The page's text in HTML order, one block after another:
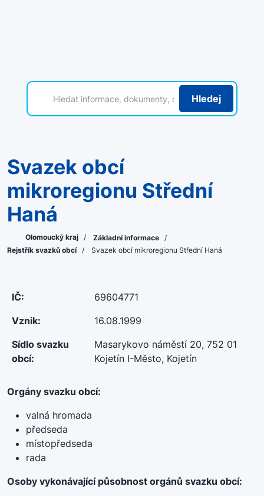
Hledej
Svazek obcí
mikroregionu Střední
Haná
Olomoucký kraj / Základní informace /
Rejstřík svazků obcí / Svazek obcí mikroregionu Střední Haná
IČ:
69604771
Vznik:
16.08.1999
Sídlo svazku
obcí:
Masarykovo náměstí 20, 752 01
Kojetín I-Město, Kojetín
Orgány svazku obcí:
valná hromada
předseda
místopředseda
rada
Osoby vykonávající působnost orgánů svazku obcí: